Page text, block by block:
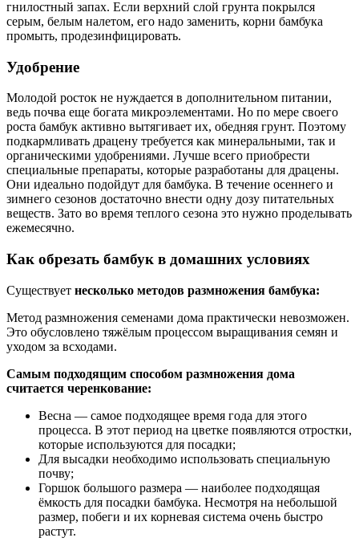
гнилостный запах. Если верхний слой грунта покрылся
серым, белым налетом, его надо заменить, корни бамбука
промыть, продезинфицировать.
Удобрение
Молодой росток не нуждается в дополнительном питании,
ведь почва еще богата микроэлементами. Но по мере своего
роста бамбук активно вытягивает их, обедняя грунт. Поэтому
подкармливать драцену требуется как минеральными, так и
органическими удобрениями. Лучше всего приобрести
специальные препараты, которые разработаны для драцены.
Они идеально подойдут для бамбука. В течение осеннего и
зимнего сезонов достаточно внести одну дозу питательных
веществ. Зато во время теплого сезона это нужно проделывать
ежемесячно.
Как обрезать бамбук в домашних условиях
Существует несколько методов размножения бамбука:
Метод размножения семенами дома практически невозможен.
Это обусловлено тяжёлым процессом выращивания семян и
уходом за всходами.
Самым подходящим способом размножения дома
считается черенкование:
Весна — самое подходящее время года для этого
процесса. В этот период на цветке появляются отростки,
которые используются для посадки;
Для высадки необходимо использовать специальную
почву;
Горшок большого размера — наиболее подходящая
ёмкость для посадки бамбука. Несмотря на небольшой
размер, побеги и их корневая система очень быстро
растут.